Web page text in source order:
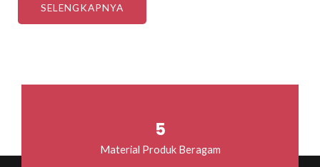
SELENGKAPNYA
5
Material Produk Beragam